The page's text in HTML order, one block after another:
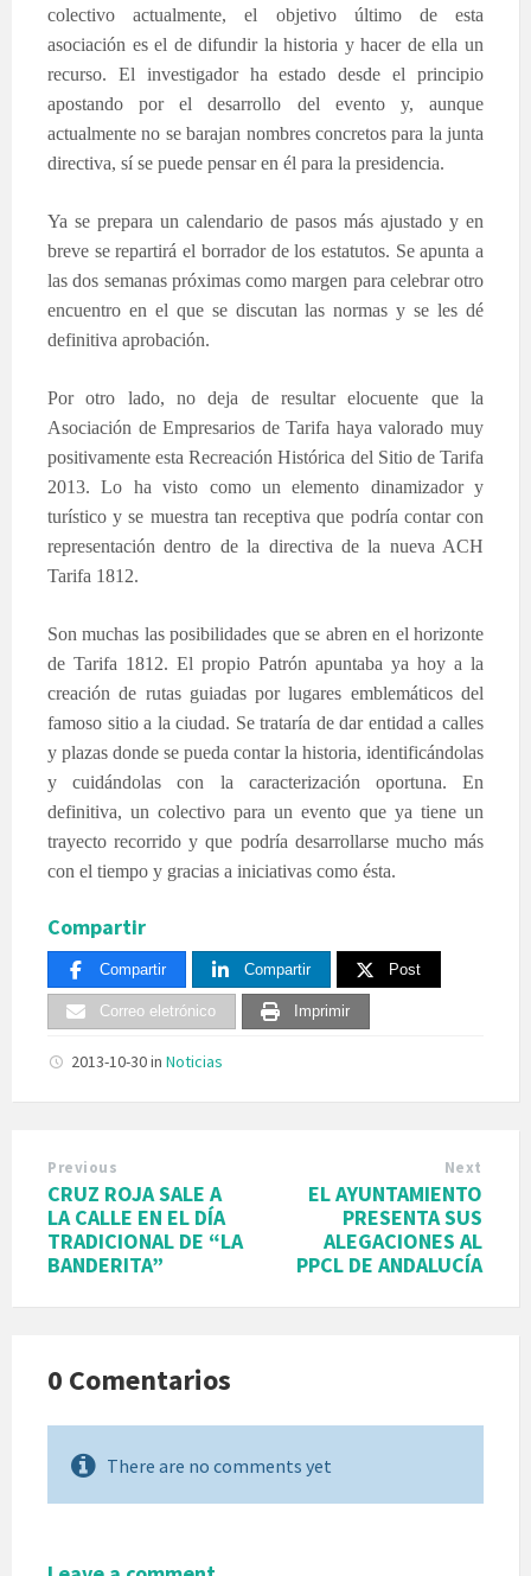
colectivo actualmente, el objetivo último de esta
asociación es el de difundir la historia y hacer de ella un
recurso. El investigador ha estado desde el principio
apostando por el desarrollo del evento y, aunque
actualmente no se barajan nombres concretos para la junta
directiva, sí se puede pensar en él para la presidencia.
Ya se prepara un calendario de pasos más ajustado y en
breve se repartirá el borrador de los estatutos. Se apunta a
las dos semanas próximas como margen para celebrar otro
encuentro en el que se discutan las normas y se les dé
definitiva aprobación.
Por otro lado, no deja de resultar elocuente que la
Asociación de Empresarios de Tarifa haya valorado muy
positivamente esta Recreación Histórica del Sitio de Tarifa
2013. Lo ha visto como un elemento dinamizador y
turístico y se muestra tan receptiva que podría contar con
representación dentro de la directiva de la nueva ACH
Tarifa 1812.
Son muchas las posibilidades que se abren en el horizonte
de Tarifa 1812. El propio Patrón apuntaba ya hoy a la
creación de rutas guiadas por lugares emblemáticos del
famoso sitio a la ciudad. Se trataría de dar entidad a calles
y plazas donde se pueda contar la historia, identificándolas
y cuidándolas con la caracterización oportuna. En
definitiva, un colectivo para un evento que ya tiene un
trayecto recorrido y que podría desarrollarse mucho más
con el tiempo y gracias a iniciativas como ésta.
Compartir
Compartir Compartir Post
Correo eletrónico Imprimir
2013-10-30in Noticias
Previous
CRUZ ROJA SALE A
LA CALLE EN EL DÍA
TRADICIONAL DE “LA
BANDERITA”
Next
EL AYUNTAMIENTO
PRESENTA SUS
ALEGACIONES AL
PPCL DE ANDALUCÍA
0 Comentarios
There are no comments yet